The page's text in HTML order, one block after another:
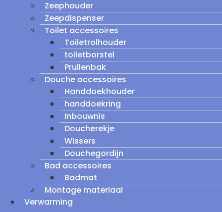
Zeephouder
Zeepdispenser
Toilet accessoires
Toiletrolhouder
toiletborstel
Prullenbak
Douche accessoires
Handdoekhouder
handdoekring
Inbouwnis
Doucherekje
Wissers
Douchegordijn
Bad accessoires
Badmat
Montage materiaal
Verwarming